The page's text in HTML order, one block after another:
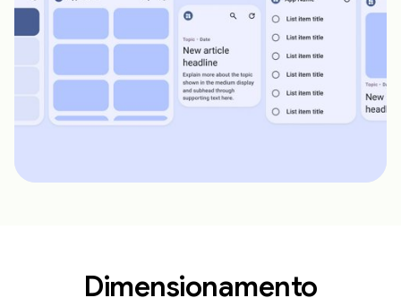
Dimensionamento